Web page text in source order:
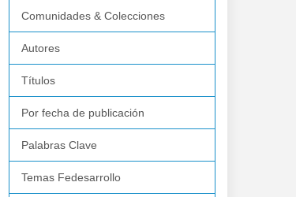
Comunidades & Colecciones
Autores
Títulos
Por fecha de publicación
Palabras Clave
Temas Fedesarrollo